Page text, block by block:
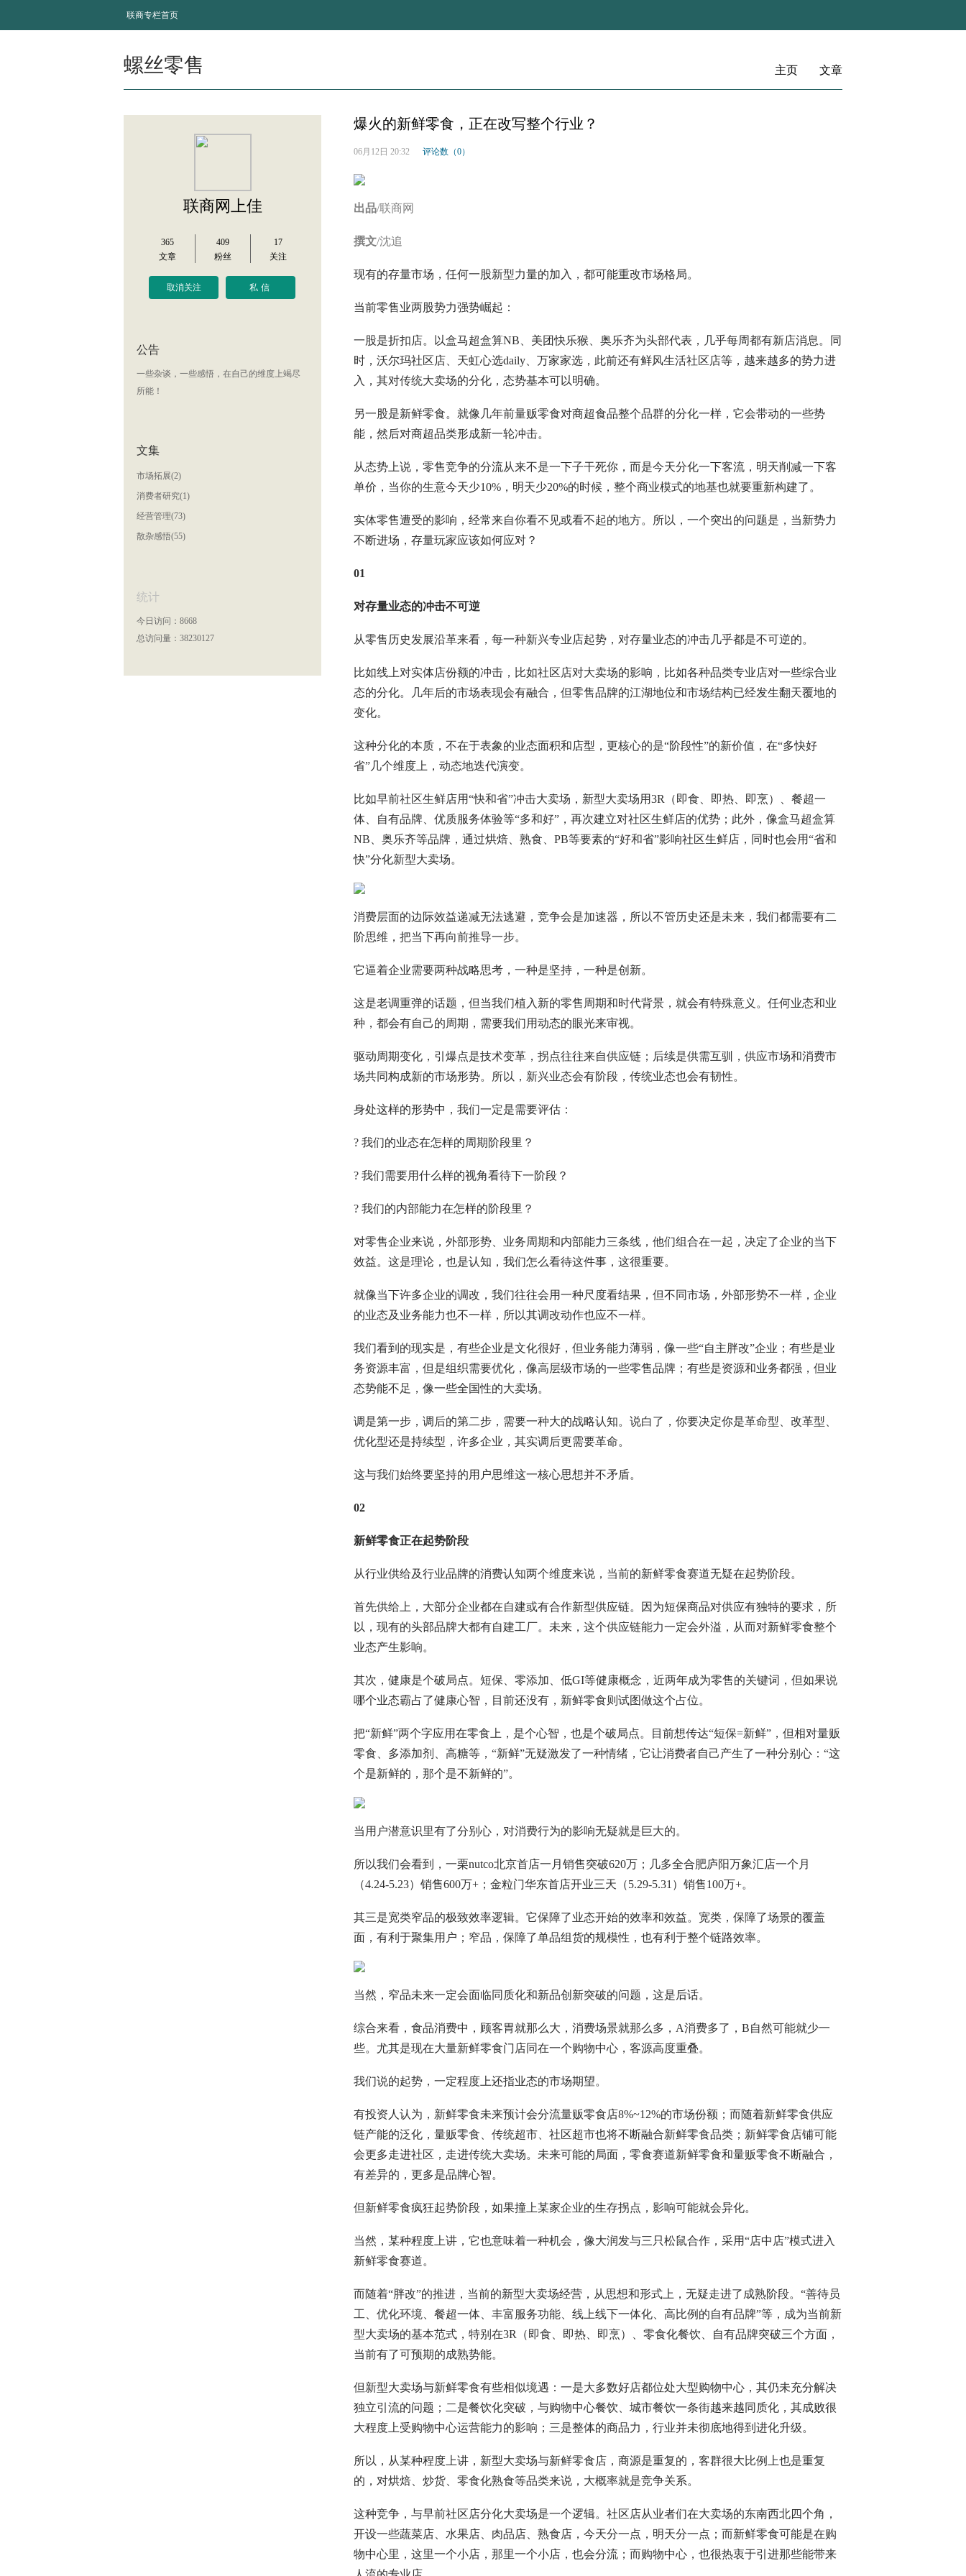
联商专栏首页
螺丝零售 主页 文章
联商网上佳
365
文章
409
粉丝
17
关注
取消关注 私信
公告
一些杂谈，一些感悟，在自己的维度上竭尽
所能！
文集
市场拓展(2)
消费者研究(1)
经营管理(73)
散杂感悟(55)
统计
今日访问：8668
总访问量：38230127
爆火的新鲜零食，正在改写整个行业？
06月12日 20:32 评论数（0）
出品/联商网
撰文/沈追
现有的存量市场，任何一股新型力量的加入，都可能重改市场格局。
当前零售业两股势力强势崛起：
一股是折扣店。以盒马超盒算NB、美团快乐猴、奥乐齐为头部代表，几乎每周都有新店消息。同
时，沃尔玛社区店、天虹心选daily、万家家选，此前还有鲜风生活社区店等，越来越多的势力进
入，其对传统大卖场的分化，态势基本可以明确。
另一股是新鲜零食。就像几年前量贩零食对商超食品整个品群的分化一样，它会带动的一些势
能，然后对商超品类形成新一轮冲击。
从态势上说，零售竞争的分流从来不是一下子干死你，而是今天分化一下客流，明天削减一下客
单价，当你的生意今天少10%，明天少20%的时候，整个商业模式的地基也就要重新构建了。
实体零售遭受的影响，经常来自你看不见或看不起的地方。所以，一个突出的问题是，当新势力
不断进场，存量玩家应该如何应对？
01
对存量业态的冲击不可逆
从零售历史发展沿革来看，每一种新兴专业店起势，对存量业态的冲击几乎都是不可逆的。
比如线上对实体店份额的冲击，比如社区店对大卖场的影响，比如各种品类专业店对一些综合业
态的分化。几年后的市场表现会有融合，但零售品牌的江湖地位和市场结构已经发生翻天覆地的
变化。
这种分化的本质，不在于表象的业态面积和店型，更核心的是“阶段性”的新价值，在“多快好
省”几个维度上，动态地迭代演变。
比如早前社区生鲜店用“快和省”冲击大卖场，新型大卖场用3R（即食、即热、即烹）、餐超一
体、自有品牌、优质服务体验等“多和好”，再次建立对社区生鲜店的优势；此外，像盒马超盒算
NB、奥乐齐等品牌，通过烘焙、熟食、PB等要素的“好和省”影响社区生鲜店，同时也会用“省和
快”分化新型大卖场。
消费层面的边际效益递减无法逃避，竞争会是加速器，所以不管历史还是未来，我们都需要有二
阶思维，把当下再向前推导一步。
它逼着企业需要两种战略思考，一种是坚持，一种是创新。
这是老调重弹的话题，但当我们植入新的零售周期和时代背景，就会有特殊意义。任何业态和业
种，都会有自己的周期，需要我们用动态的眼光来审视。
驱动周期变化，引爆点是技术变革，拐点往往来自供应链；后续是供需互驯，供应市场和消费市
场共同构成新的市场形势。所以，新兴业态会有阶段，传统业态也会有韧性。
身处这样的形势中，我们一定是需要评估：
? 我们的业态在怎样的周期阶段里？
? 我们需要用什么样的视角看待下一阶段？
? 我们的内部能力在怎样的阶段里？
对零售企业来说，外部形势、业务周期和内部能力三条线，他们组合在一起，决定了企业的当下
效益。这是理论，也是认知，我们怎么看待这件事，这很重要。
就像当下许多企业的调改，我们往往会用一种尺度看结果，但不同市场，外部形势不一样，企业
的业态及业务能力也不一样，所以其调改动作也应不一样。
我们看到的现实是，有些企业是文化很好，但业务能力薄弱，像一些“自主胖改”企业；有些是业
务资源丰富，但是组织需要优化，像高层级市场的一些零售品牌；有些是资源和业务都强，但业
态势能不足，像一些全国性的大卖场。
调是第一步，调后的第二步，需要一种大的战略认知。说白了，你要决定你是革命型、改革型、
优化型还是持续型，许多企业，其实调后更需要革命。
这与我们始终要坚持的用户思维这一核心思想并不矛盾。
02
新鲜零食正在起势阶段
从行业供给及行业品牌的消费认知两个维度来说，当前的新鲜零食赛道无疑在起势阶段。
首先供给上，大部分企业都在自建或有合作新型供应链。因为短保商品对供应有独特的要求，所
以，现有的头部品牌大都有自建工厂。未来，这个供应链能力一定会外溢，从而对新鲜零食整个
业态产生影响。
其次，健康是个破局点。短保、零添加、低GI等健康概念，近两年成为零售的关键词，但如果说
哪个业态霸占了健康心智，目前还没有，新鲜零食则试图做这个占位。
把“新鲜”两个字应用在零食上，是个心智，也是个破局点。目前想传达“短保=新鲜”，但相对量贩
零食、多添加剂、高糖等，“新鲜”无疑激发了一种情绪，它让消费者自己产生了一种分别心：“这
个是新鲜的，那个是不新鲜的”。
当用户潜意识里有了分别心，对消费行为的影响无疑就是巨大的。
所以我们会看到，一栗nutco北京首店一月销售突破620万；几多全合肥庐阳万象汇店一个月
（4.24-5.23）销售600万+；金粒门华东首店开业三天（5.29-5.31）销售100万+。
其三是宽类窄品的极致效率逻辑。它保障了业态开始的效率和效益。宽类，保障了场景的覆盖
面，有利于聚集用户；窄品，保障了单品组货的规模性，也有利于整个链路效率。
当然，窄品未来一定会面临同质化和新品创新突破的问题，这是后话。
综合来看，食品消费中，顾客胃就那么大，消费场景就那么多，A消费多了，B自然可能就少一
些。尤其是现在大量新鲜零食门店同在一个购物中心，客源高度重叠。
我们说的起势，一定程度上还指业态的市场期望。
有投资人认为，新鲜零食未来预计会分流量贩零食店8%~12%的市场份额；而随着新鲜零食供应
链产能的泛化，量贩零食、传统超市、社区超市也将不断融合新鲜零食品类；新鲜零食店铺可能
会更多走进社区，走进传统大卖场。未来可能的局面，零食赛道新鲜零食和量贩零食不断融合，
有差异的，更多是品牌心智。
但新鲜零食疯狂起势阶段，如果撞上某家企业的生存拐点，影响可能就会异化。
当然，某种程度上讲，它也意味着一种机会，像大润发与三只松鼠合作，采用“店中店”模式进入
新鲜零食赛道。
而随着“胖改”的推进，当前的新型大卖场经营，从思想和形式上，无疑走进了成熟阶段。“善待员
工、优化环境、餐超一体、丰富服务功能、线上线下一体化、高比例的自有品牌”等，成为当前新
型大卖场的基本范式，特别在3R（即食、即热、即烹）、零食化餐饮、自有品牌突破三个方面，
当前有了可预期的成熟势能。
但新型大卖场与新鲜零食有些相似境遇：一是大多数好店都位处大型购物中心，其仍未充分解决
独立引流的问题；二是餐饮化突破，与购物中心餐饮、城市餐饮一条街越来越同质化，其成败很
大程度上受购物中心运营能力的影响；三是整体的商品力，行业并未彻底地得到进化升级。
所以，从某种程度上讲，新型大卖场与新鲜零食店，商源是重复的，客群很大比例上也是重复
的，对烘焙、炒货、零食化熟食等品类来说，大概率就是竞争关系。
这种竞争，与早前社区店分化大卖场是一个逻辑。社区店从业者们在大卖场的东南西北四个角，
开设一些蔬菜店、水果店、肉品店、熟食店，今天分一点，明天分一点；而新鲜零食可能是在购
物中心里，这里一个小店，那里一个小店，也会分流；而购物中心，也很热衷于引进那些能带来